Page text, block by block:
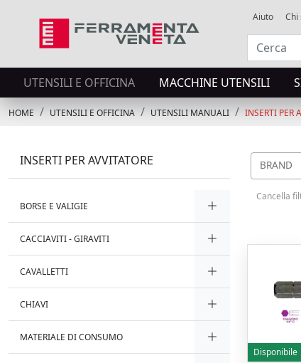
Aiuto Chi
UTENSILI E OFFICINA MACCHINE UTENSILI
HOME UTENSILI E OFFICINA UTENSILI MANUALI INSERTI PER
INSERTI PER AVVITATORE
BORSE E VALIGIE
CACCIAVITI - GIRAVITI
CAVALLETTI
CHIAVI
MATERIALE DI CONSUMO
BRAND
Cancella
Disponibile